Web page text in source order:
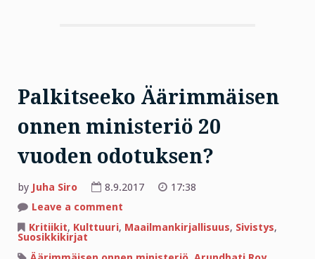
Palkitseeko Äärimmäisen
onnen ministeriö 20
vuoden odotuksen?
by Juha Siro 8.9.2017
17:38
Leave a comment
Äärimmäisen
20
Kritiikit, Kulttuuri, Maailmankirjallisuus, Sivistys,
Suosikkikirjat